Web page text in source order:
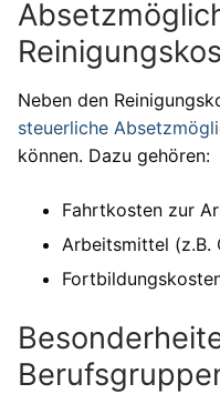
Neben den
steuerliche
können. Dazu gehören:
Fahrtkosten zur
Arbeitsmittel (z.B.